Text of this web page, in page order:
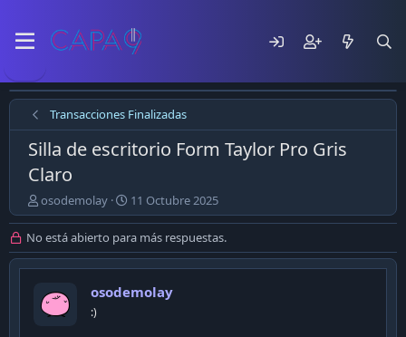
Transacciones Finalizadas
Silla de escritorio Form Taylor Pro Gris
Claro
E
m
p
e
z
e
l
osodemolay
F
e
c
h
a
e
11 Octubre 2025
No está abierto para más respuestas.
osodemolay
:)